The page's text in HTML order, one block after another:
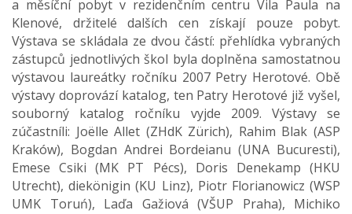
a měsíční pobyt v rezidenčním centru Vila Paula na
Klenové, držitelé dalších cen získají pouze pobyt.
Výstava se skládala ze dvou částí: přehlídka vybraných
zástupců jednotlivých škol byla doplněna samostatnou
výstavou laureátky ročníku 2007 Petry Herotové. Obě
výstavy doprovází katalog, ten Patry Herotové již vyšel,
souborný katalog ročníku vyjde 2009. Výstavy se
zúčastníli: Joëlle Allet (ZHdK Zürich), Rahim Blak (ASP
Kraków), Bogdan Andrei Bordeianu (UNA Bucuresti),
Emese Csiki (MK PT Pécs), Doris Denekamp (HKU
Utrecht), diekönigin (KU Linz), Piotr Florianowicz (WSP
UMK Toruń), Laďa Gažiová (VŠUP Praha), Michiko